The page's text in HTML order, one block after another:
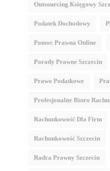
Outsourcing Księgowy
Podatek Dochodowy
Pomoc Prawna Online
Porady Prawne Szczecin
Prawo Podatkowe
Profesjonalne Biuro
Rachunkowość Dla Firm
Rachunkowość Szczecin
Radca Prawny Szczecin